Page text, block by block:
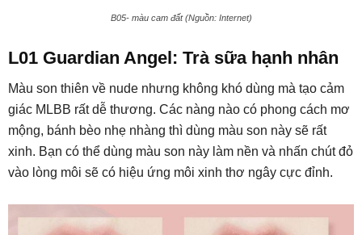
B05- màu cam đất (Nguồn: Internet)
L01 Guardian Angel: Trà sữa hạnh nhân
Màu son thiên về nude nhưng không khó dùng mà tạo cảm
giác MLBB rất dễ thương. Các nàng nào có phong cách mơ
mộng, bánh bèo nhẹ nhàng thì dùng màu son này sẽ rất
xinh. Bạn có thể dùng màu son này làm nền và nhấn chút đỏ
vào lòng môi sẽ có hiệu ứng môi xinh thơ ngây cực đỉnh.